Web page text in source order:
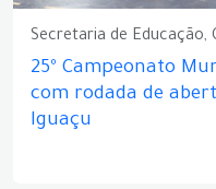
Secretaria de Educação,
25º Campeonato
com rodada de
Iguaçu